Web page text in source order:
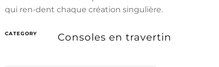
qui ren-dent chaque création singulière.
CATEGORY Consoles en travertin